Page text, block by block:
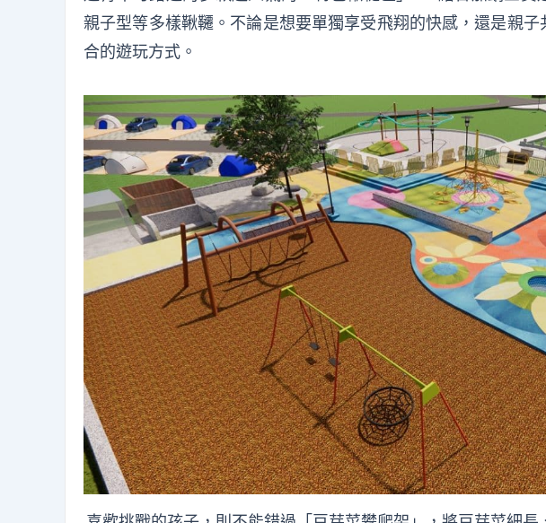
親子型等多樣鞦韆。不論是想要單獨享受飛翔的快感，還是親
合的遊玩方式。